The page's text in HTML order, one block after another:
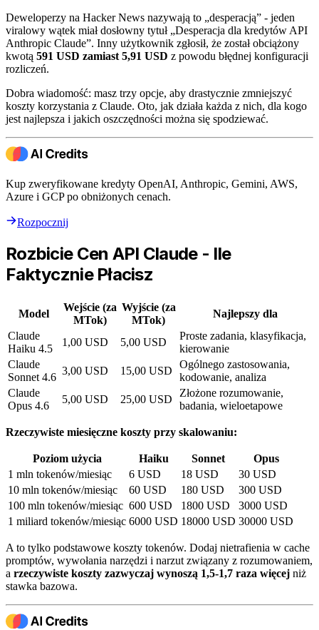
Deweloperzy na Hacker News nazywają to „desperacją” - jeden
viralowy wątek miał dosłowny tytuł „Desperacja dla kredytów API
Anthropic Claude”. Inny użytkownik zgłosił, że został obciążony
kwotą 591 USD zamiast 5,91 USD z powodu błędnej konfiguracji
rozliczeń.
Dobra wiadomość: masz trzy opcje, aby drastycznie zmniejszyć
koszty korzystania z Claude. Oto, jak działa każda z nich, dla kogo
jest najlepsza i jakich oszczędności można się spodziewać.
Kup zweryfikowane kredyty OpenAI, Anthropic, Gemini, AWS,
Azure i GCP po obniżonych cenach.
Rozpocznij
Rozbicie Cen API Claude - Ile
Faktycznie Płacisz
Model
Wejście (za
MTok)
Wyjście (za
MTok)
Najlepszy dla
Claude
Haiku 4.5
1,00 USD 5,00 USD
Proste zadania, klasyfikacja,
kierowanie
Claude
Sonnet 4.6
3,00 USD 15,00 USD
Ogólnego zastosowania,
kodowanie, analiza
Claude
Opus 4.6
5,00 USD 25,00 USD
Złożone rozumowanie,
badania, wieloetapowe
Rzeczywiste miesięczne koszty przy skalowaniu:
Poziom użycia Haiku Sonnet
Opus
1 mln tokenów/miesiąc
6 USD 18 USD
30 USD
10 mln tokenów/miesiąc
60 USD 180 USD
300 USD
100 mln tokenów/miesiąc 600 USD 1800 USD
3000 USD
1 miliard tokenów/miesiąc 6000 USD 18000 USD 30000 USD
A to tylko podstawowe koszty tokenów. Dodaj nietrafienia w cache
promptów, wywołania narzędzi i narzut związany z rozumowaniem,
a rzeczywiste koszty zazwyczaj wynoszą 1,5-1,7 raza więcej niż
stawka bazowa.